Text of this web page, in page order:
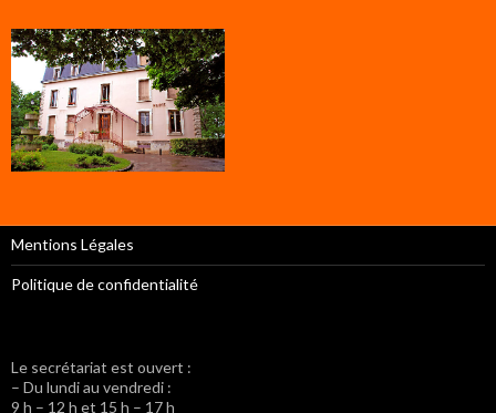
Mentions Légales
Politique de confidentialité
Le secrétariat est ouvert :
– Du lundi au vendredi :
9 h – 12 h et 15 h – 17 h